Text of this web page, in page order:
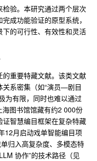
验。本研究通过两个层次
成功能验证的原型系统，
的可行性、有效性和灵活
重要特藏文献。该类文献
系密集（如“演员—剧目
为有限，同时也难以通过
图书馆馆藏有约2 000份
智慧编目框架在复杂特藏
12月启动戏单智能编目项
归入高复杂度、多模态特
协作”的技术路径（见